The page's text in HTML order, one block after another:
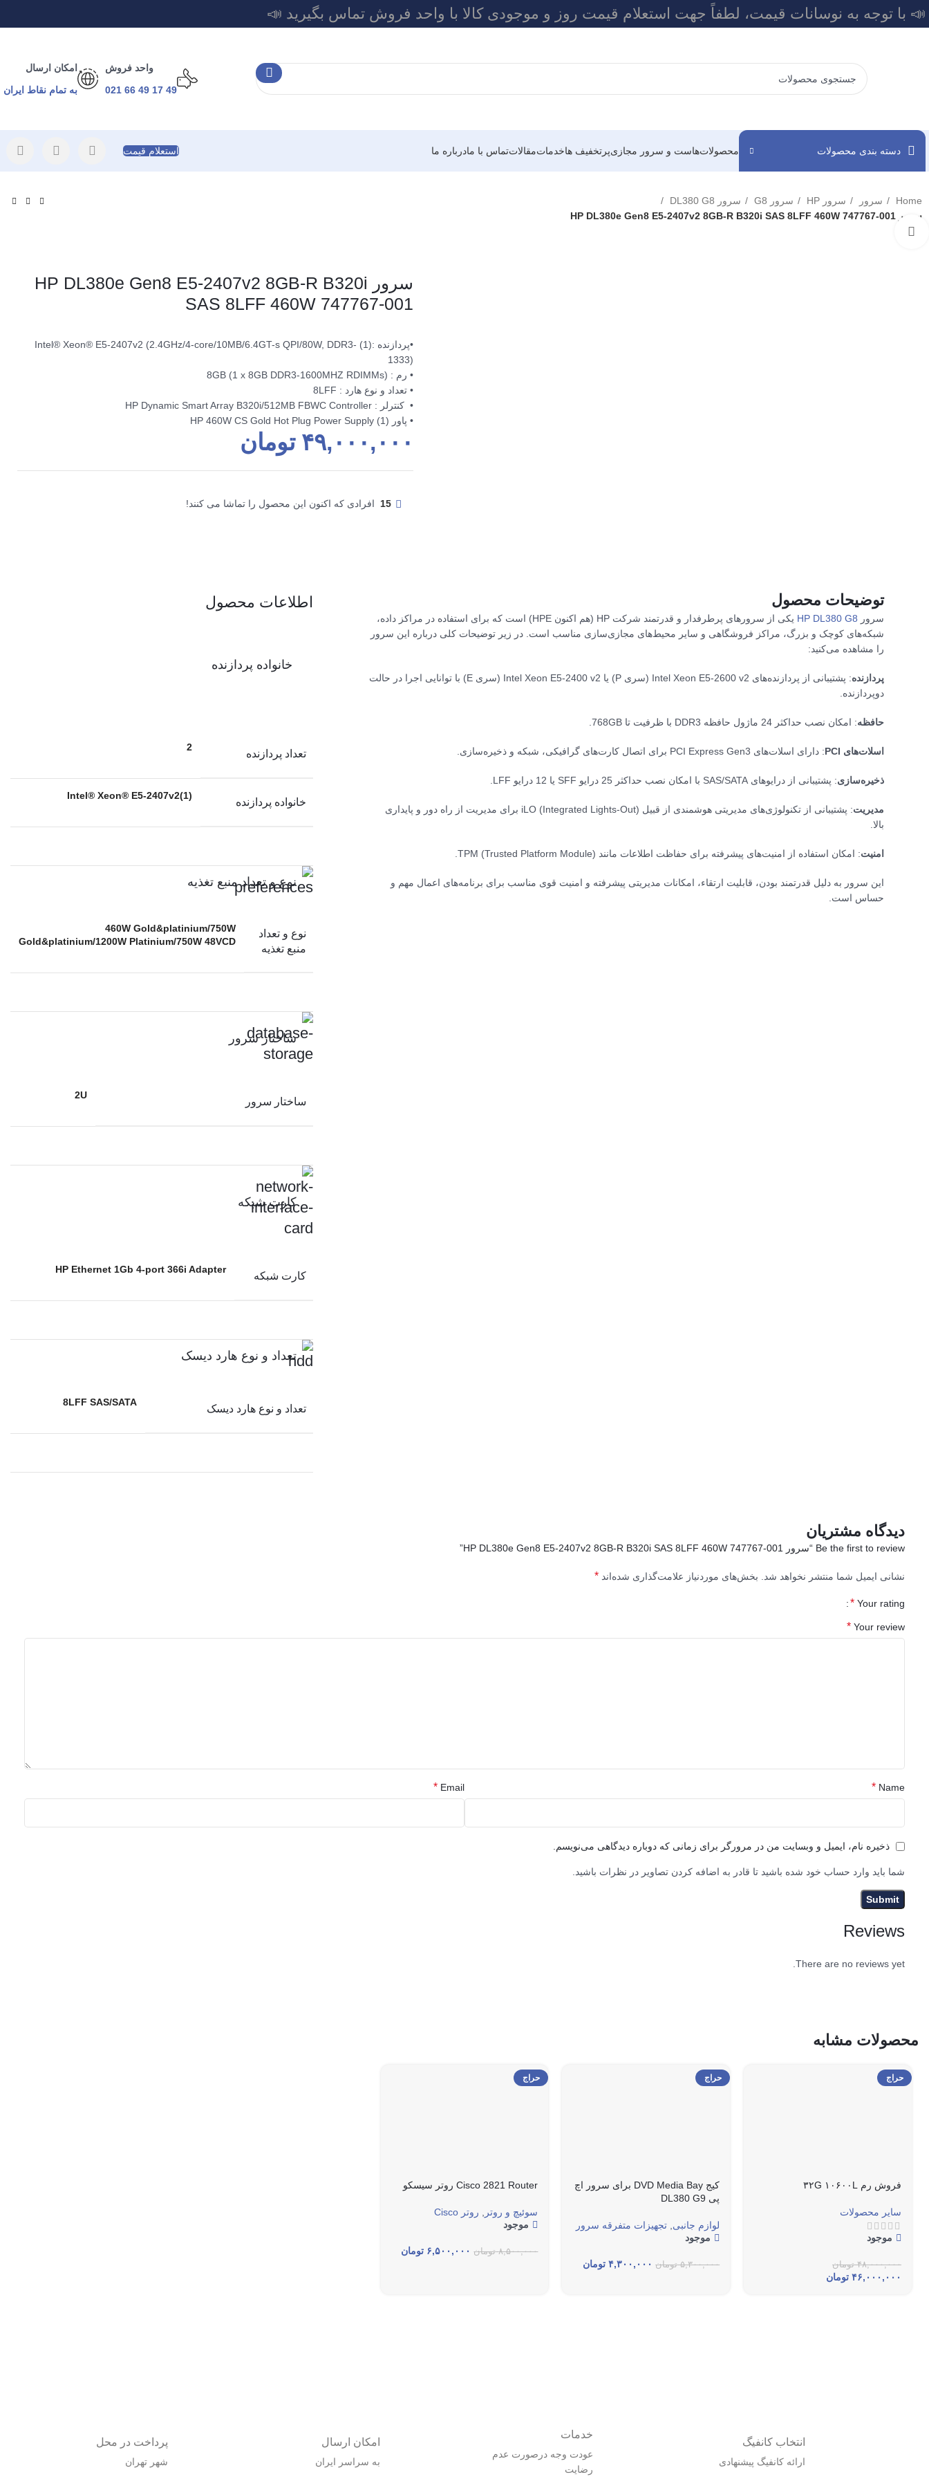
📣 با توجه به نوسانات قیمت، لطفاً جهت استعلام قیمت روز و موجودی کالا با واحد فروش تماس بگیرید 📣
واحد فروش
49 17 49 66 021
امکان ارسال
به تمام نقاط ایران
دسته بندی محصولات محصولاتهاست و سرور مجازیپرتخفیف هاخدماتمقالاتتماس با مادرباره ما استعلام قیمت
Home سرور سرور HP سرور G8
سرور DL380 G8
سرور HP DL380e Gen8 E5-2407v2 8GB-R B320i SAS 8LFF 460W 747767-001
سرور HP DL380e Gen8 E5-2407v2 8GB-R B320i
SAS 8LFF 460W 747767-001
•پردازنده :(1) Intel® Xeon® E5-2407v2 (2.4GHz/4-core/10MB/6.4GT-s QPI/80W, DDR3-
1333)
• رم : 8GB (1 x 8GB DDR3-1600MHZ RDIMMs)
• تعداد و نوع هارد : 8LFF
• کنترلر : HP Dynamic Smart Array B320i/512MB FBWC Controller
• پاور (1) HP 460W CS Gold Hot Plug Power Supply
۴۹,۰۰۰,۰۰۰ تومان
15 افرادی که اکنون این محصول را تماشا می کنند!
توضیحات محصول
سرور HP DL380 G8
یکی از سرورهای پرطرفدار و قدرتمند شرکت HP (هم اکنون HPE) است که برای استفاده در مراکز داده،
شبکه‌های کوچک و بزرگ، مراکز فروشگاهی و سایر محیط‌های مجازی‌سازی مناسب است. در زیر توضیحات کلی درباره این سرور
را مشاهده می‌کنید:
پردازنده
: پشتیبانی از پردازنده‌های Intel Xeon E5-2600 v2 (سری P) یا Intel Xeon E5-2400 v2 (سری E) با توانایی اجرا در حالت
دوپردازنده.
حافظه: امکان نصب حداکثر 24 ماژول حافظه DDR3 با ظرفیت تا 768GB.
اسلات‌های PCI : دارای اسلات‌های PCI Express Gen3 برای اتصال کارت‌های گرافیکی، شبکه و ذخیره‌سازی.
ذخیره‌سازی: پشتیبانی از درایوهای SAS/SATA با امکان نصب حداکثر 25 درایو SFF یا 12 درایو LFF.
مدیریت
: پشتیبانی از تکنولوژی‌های مدیریتی هوشمندی از قبیل iLO (Integrated Lights-Out) برای مدیریت از راه دور و پایداری
بالا.
امنیت: امکان استفاده از امنیت‌های پیشرفته برای حفاظت اطلاعات مانند TPM (Trusted Platform Module).
این سرور به دلیل قدرتمند بودن، قابلیت ارتقاء، امکانات مدیریتی پیشرفته و امنیت قوی مناسب برای برنامه‌های اعمال مهم و
حساس است.
اطلاعات محصول
خانواده پردازنده
تعداد پردازنده
2
خانواده پردازنده
(1)Intel® Xeon® E5-2407v2
نوع و تعداد منبع تغذیه
نوع و تعداد
منبع تغذیه
460W Gold&platinium/750W
Gold&platinium/1200W Platinium/750W 48VCD
ساختار سرور
ساختار سرور
2U
کارت شبکه
کارت شبکه
HP Ethernet 1Gb 4-port 366i Adapter
تعداد و نوع هارد دیسک
تعداد و نوع هارد دیسک
8LFF SAS/SATA
دیدگاه مشتریان
Reviews
There are no reviews yet.
Be the first to review “سرور HP DL380e Gen8 E5-2407v2 8GB-R B320i SAS 8LFF 460W 747767-001”
نشانی ایمیل شما منتشر نخواهد شد. بخش‌های موردنیاز علامت‌گذاری شده‌اند *
Your rating
*
Your review
*
Name
*
Email
*
ذخیره نام، ایمیل و وبسایت من در مرورگر برای زمانی که دوباره دیدگاهی می‌نویسم.
شما باید وارد حساب خود شده باشید تا قادر به اضافه کردن تصاویر در نظرات باشید.
محصولات مشابه
حراج
فروش رم ۳۲G ۱۰۶۰۰L
سایر محصولات
موجود
۴۸,۰۰۰,۰۰۰ تومان
۴۶,۰۰۰,۰۰۰ تومان
حراج
کیج DVD Media Bay برای سرور اچ
پی DL380 G9
لوازم جانبی, تجهیزات متفرقه سرور
موجود
۵,۳۰۰,۰۰۰ تومان ۴,۳۰۰,۰۰۰ تومان
حراج
Cisco 2821 Router روتر سیسکو
سوئیچ و روتر , روتر Cisco
موجود
۸,۵۰۰,۰۰۰ تومان ۶,۵۰۰,۰۰۰ تومان
انتخاب کانفیگ
ارائه کانفیگ پیشنهادی
خدمات
عودت وجه درصورت عدم
رضایت
امکان ارسال
به سراسر ایران
پرداخت در محل
شهر تهران